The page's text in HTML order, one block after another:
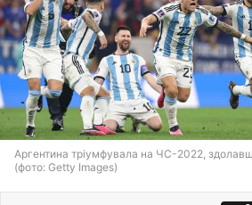
Аргентина тріумфувала на ЧС-2022,
(фото: Getty Images)